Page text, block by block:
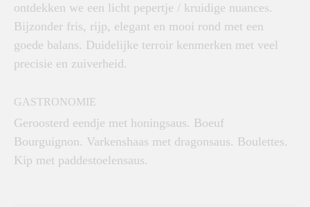
ontdekken we een licht pepertje / kruidige nuances.
Bijzonder fris, rijp, elegant en mooi rond met een
goede balans. Duidelijke terroir kenmerken met veel
precisie en zuiverheid.
GASTRONOMIE
Geroosterd eendje met honingsaus. Boeuf
Bourguignon. Varkenshaas met dragonsaus. Boulettes.
Kip met paddestoelensaus.